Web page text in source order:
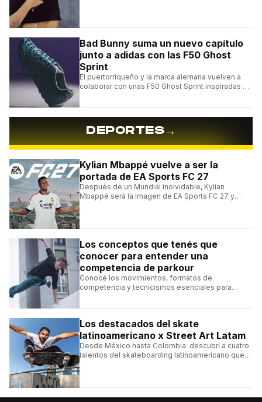
Bad Bunny suma un nuevo capítulo
junto a adidas con las F50 Ghost
Sprint
El puertorriqueño y la marca alemana vuelven a
colaborar con unas F50 Ghost Sprint inspiradas en
DEPORTES→
Kylian Mbappé vuelve a ser la
portada de EA Sports FC 27
Después de un Mundial inolvidable, Kylian
Mbappé será la imagen de EA Sports FC 27 y
Los conceptos que tenés que
conocer para entender una
competencia de parkour
Conocé los movimientos, formatos de
competencia y tecnicismos esenciales para
Los destacados del skate
latinoamericano x Street Art Latam
Desde México hasta Colombia: descubrí a cuatro
talentos del skateboarding latinoamericano que